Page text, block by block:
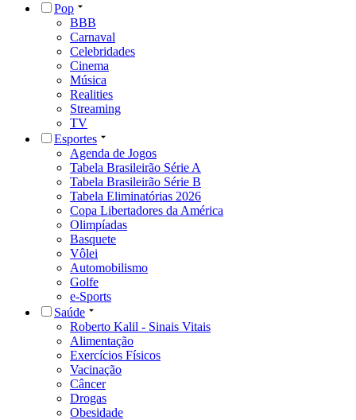
Pop
BBB
Carnaval
Celebridades
Cinema
Música
Realities
Streaming
TV
Esportes
Agenda de Jogos
Tabela Brasileirão Série A
Tabela Brasileirão Série B
Tabela Eliminatórias 2026
Copa Libertadores da América
Olimpíadas
Basquete
Vôlei
Automobilismo
Golfe
e-Sports
Saúde
Roberto Kalil - Sinais Vitais
Alimentação
Exercícios Físicos
Vacinação
Câncer
Drogas
Obesidade